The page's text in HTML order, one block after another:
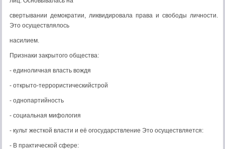
свертывании демократии, ликвидировала права и свободы личности.
Это осуществлялось
насилием.
Признаки закрытого общества:
- единоличная власть вождя
- открыто-террористическийстрой
- однопартийность
- социальная мифология
- культ жесткой власти и её огосударствление Это осуществляется:
- В практической сфере: